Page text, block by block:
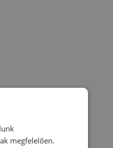
megfelelően.